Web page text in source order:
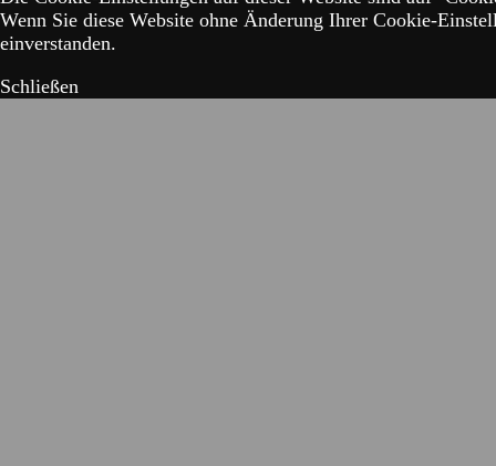
Wenn Sie diese Website ohne Änderung Ihrer Cookie-
einverstanden.
Schließen